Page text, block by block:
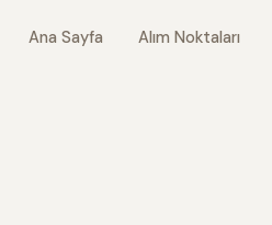
Ana Sayfa Alım Noktaları